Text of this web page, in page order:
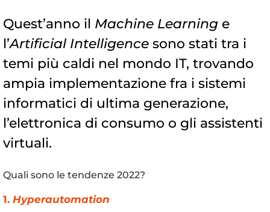
Quest’anno il Machine Learning e
l’Artificial Intelligence sono stati tra i
temi più caldi nel mondo IT, trovando
ampia implementazione fra i sistemi
informatici di ultima generazione,
l’elettronica di consumo o gli assistenti
virtuali.
Quali sono le tendenze 2022?
1. Hyperautomation